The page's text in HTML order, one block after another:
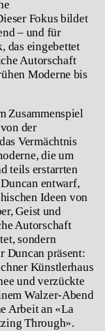
Fokus bildet
– und für
das eingebettet
Autorschaft
Moderne bis
Zusammenspiel
der
Vermächtnis
die um
teils erstarrten
entwarf,
Ideen von
Geist und
Autorschaft
sondern
Duncan präsent:
Künstlerhaus
und verzückte
Walzer-Abend
Arbeit an «La
Through».